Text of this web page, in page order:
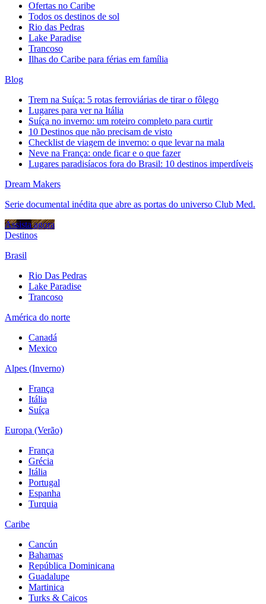
Ofertas no Caribe
Todos os destinos de sol
Rio das Pedras
Lake Paradise
Trancoso
Ilhas do Caribe para férias em família
Blog
Trem na Suíça: 5 rotas ferroviárias de tirar o fôlego
Lugares para ver na Itália
Suíça no inverno: um roteiro completo para curtir
10 Destinos que não precisam de visto
Checklist de viagem de inverno: o que levar na mala
Neve na França: onde ficar e o que fazer
Lugares paradisíacos fora do Brasil: 10 destinos imperdíveis
Dream Makers
Serie documental inédita que abre as portas do universo Club Med.
Assista agora
Destinos
Brasil
Rio Das Pedras
Lake Paradise
Trancoso
América do norte
Canadá
Mexico
Alpes (Inverno)
França
Itália
Suíça
Europa (Verão)
França
Grécia
Itália
Portugal
Espanha
Turquia
Caribe
Cancún
Bahamas
República Dominicana
Guadalupe
Martinica
Turks & Caicos